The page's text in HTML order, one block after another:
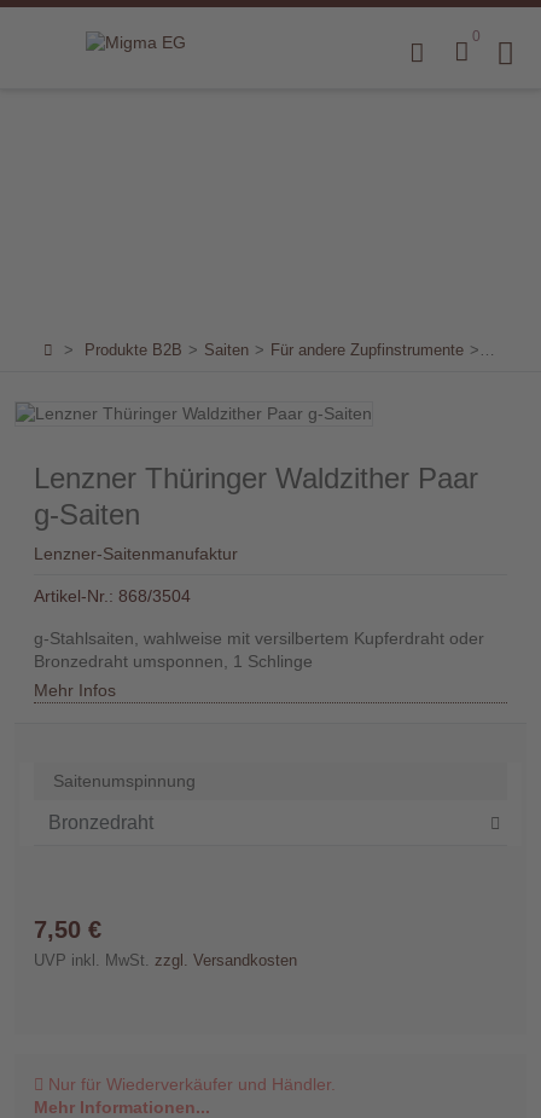
0
Über
Aktuelles
Kontakt
Warenkorb
> Produkte B2B > Saiten > Für andere Zupfinstrumente > Für
Lenzner Thüringer Waldzither Paar
g-Saiten
Lenzner-Saitenmanufaktur
Artikel-Nr.: 868/3504
g-Stahlsaiten, wahlweise mit versilbertem Kupferdraht oder
Bronzedraht umsponnen, 1 Schlinge
Mehr Infos
Saitenumspinnung
7,50 €
UVP inkl. MwSt. zzgl. Versandkosten
Nur für Wiederverkäufer und Händler.
Mehr Informationen...